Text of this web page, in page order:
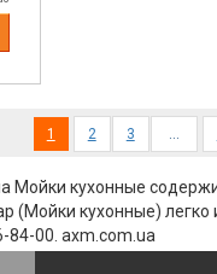
1 (current)
2 3 …
Мойки кухонные
(Мойки кухонные)
84-00. axm.com.ua